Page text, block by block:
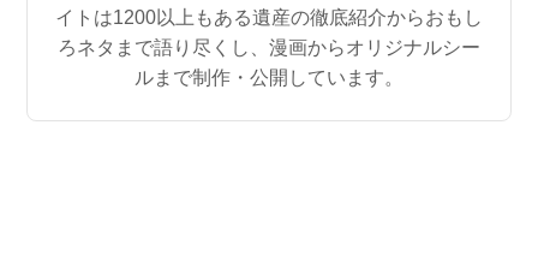
イトは1200以上もある遺産の徹底紹介からおもし
ろネタまで語り尽くし、漫画からオリジナルシー
ルまで制作・公開しています。